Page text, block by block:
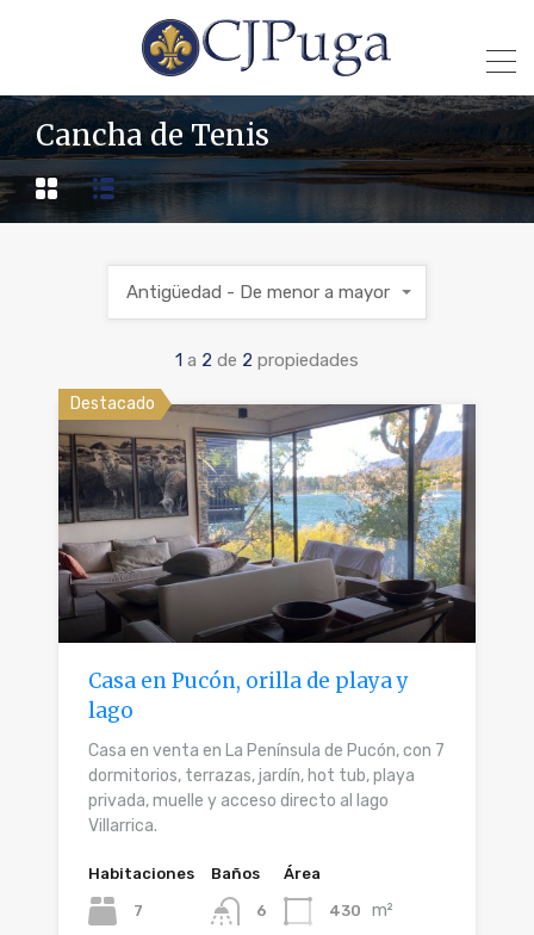
Cancha de Tenis
1 a 2 de 2 propiedades
Antigüedad - De menor a mayor
Destacado
Casa en Pucón, orilla de playa y
lago
Casa en venta en La Península de Pucón, con 7
dormitorios, terrazas, jardín, hot tub, playa
privada, muelle y acceso directo al lago
Villarrica.
Habitaciones
7
Baños
6
Área
430 m²